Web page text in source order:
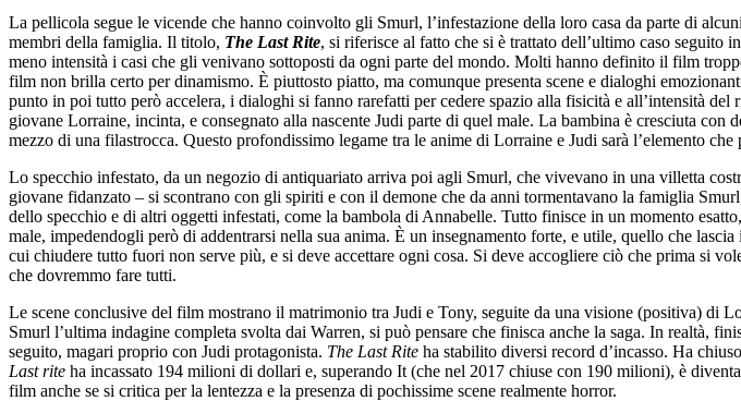
La pellicola segue le vicende che hanno coinvolto gli Smurl, l’infestazione della loro casa da parte di
membri della famiglia. Il titolo, The Last Rite, si riferisce al fatto che si è trattato dell’ultimo caso seguito
meno intensità i casi che gli venivano sottoposti da ogni parte del mondo. Molti hanno definito il film
film non brilla certo per dinamismo. È piuttosto piatto, ma comunque presenta scene e dialoghi
punto in poi tutto però accelera, i dialoghi si fanno rarefatti per cedere spazio alla fisicità e all’intensità
giovane Lorraine, incinta, e consegnato alla nascente Judi parte di quel male. La bambina è cresciuta con
mezzo di una filastrocca. Questo profondissimo legame tra le anime di Lorraine e Judi sarà l’elemento
Lo specchio infestato, da un negozio di antiquariato arriva poi agli Smurl, che vivevano in una villetta
giovane fidanzato – si scontrano con gli spiriti e con il demone che da anni tormentavano la famiglia
dello specchio e di altri oggetti infestati, come la bambola di Annabelle. Tutto finisce in un momento
male, impedendogli però di addentrarsi nella sua anima. È un insegnamento forte, e utile, quello che
cui chiudere tutto fuori non serve più, e si deve accettare ogni cosa. Si deve accogliere ciò che prima si
che dovremmo fare tutti.
Le scene conclusive del film mostrano il matrimonio tra Judi e Tony, seguite da una visione (positiva) di
Smurl l’ultima indagine completa svolta dai Warren, si può pensare che finisca anche la saga. In realtà,
seguito, magari proprio con Judi protagonista. The Last Rite ha stabilito diversi record d’incasso. Ha
Last rite ha incassato 194 milioni di dollari e, superando It (che nel 2017 chiuse con 190 milioni), è
film anche se si critica per la lentezza e la presenza di pochissime scene realmente horror.